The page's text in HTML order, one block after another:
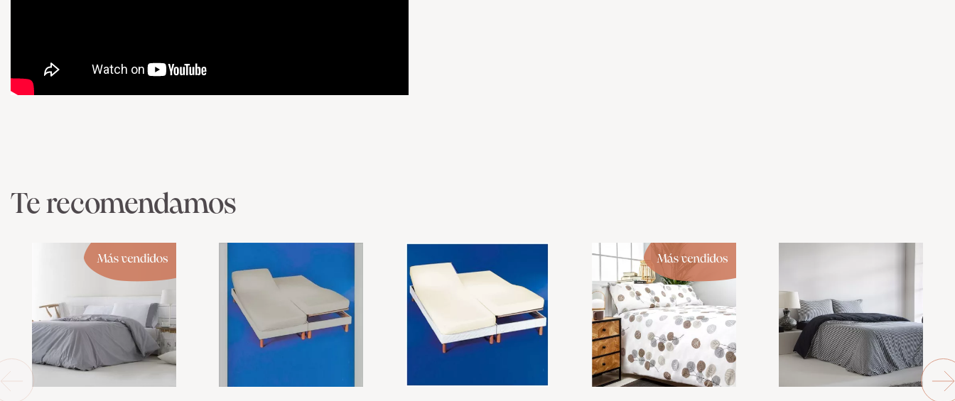
Te recomendamos